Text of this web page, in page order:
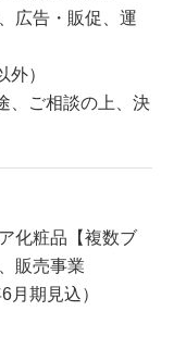
告・販促、運
）
ご相談の上、決
化粧品【複数ブ
販売事業
月期見込）